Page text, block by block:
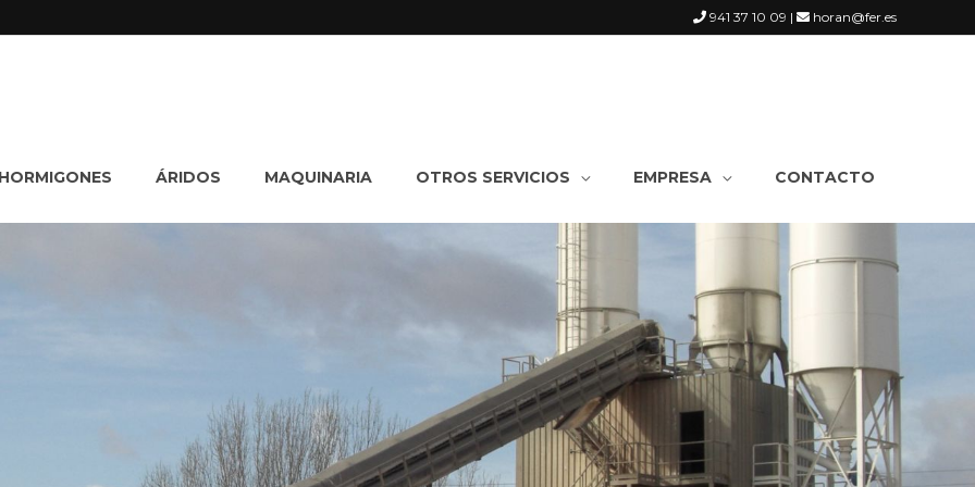
941 37 10 09 | horan@fer.es
HORMIGONES ÁRIDOS MAQUINARIA OTROS SERVICIOS EMPRESA CONTACTO